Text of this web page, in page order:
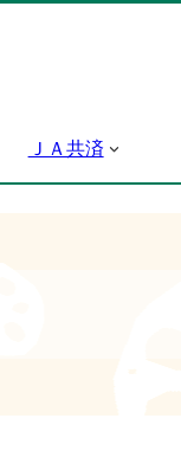
ＪＡ共済